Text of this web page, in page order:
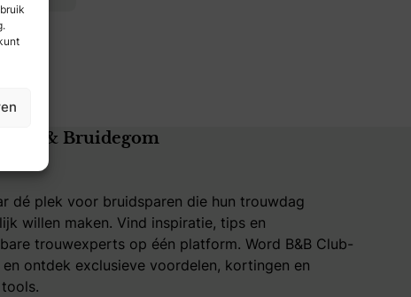
& Bruidegom
dé plek voor bruidsparen die hun trouwdag
willen maken. Vind inspiratie, tips en
trouwexperts op één platform. Word B&B Club-
en ontdek exclusieve voordelen, kortingen en